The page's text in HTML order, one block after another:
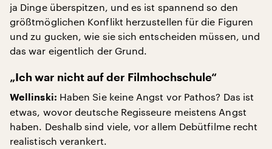
ja Dinge überspitzen, und es ist spannend so den
größtmöglichen Konflikt herzustellen für die Figuren
und zu gucken, wie sie sich entscheiden müssen, und
das war eigentlich der Grund.
„Ich war nicht auf der Filmhochschule“
Wellinski: Haben Sie keine Angst vor Pathos? Das ist
etwas, wovor deutsche Regisseure meistens Angst
haben. Deshalb sind viele, vor allem Debütfilme recht
realistisch verankert.